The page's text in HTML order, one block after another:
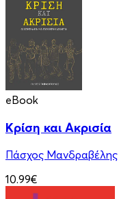
eBook
Κρίση και Ακρισία
Πάσχος Μανδραβέλης
10.99€